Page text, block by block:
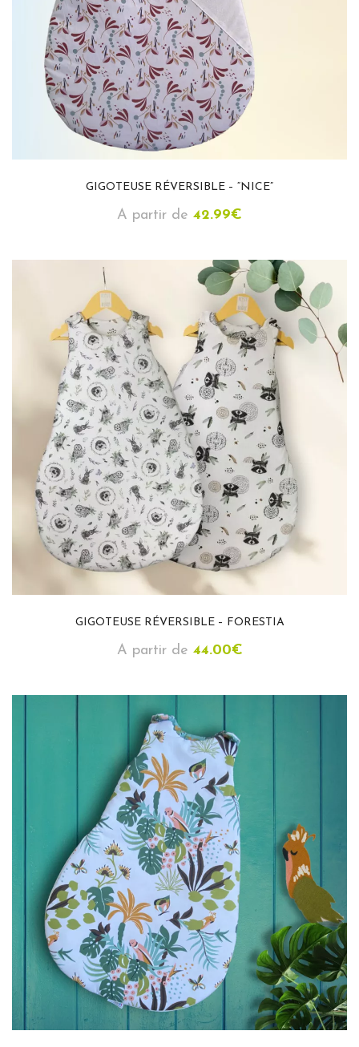
GIGOTEUSE RÉVERSIBLE – “NICE”
A partir de 42.99€
GIGOTEUSE RÉVERSIBLE – FORESTIA
A partir de 44.00€